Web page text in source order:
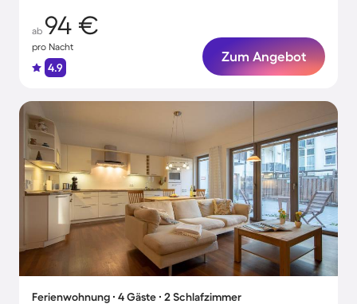
ab 94 €
pro Nacht
4.9
Zum Angebot
Ferienwohnung ∙ 4 Gäste ∙ 2 Schlafzimmer